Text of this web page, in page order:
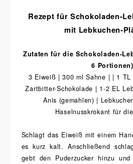
Rezept für Schokoladen-
mit Lebkuchen-
Zutaten für die Schokoladen-
6 Portionen)
3 Eiweiß | 300 ml Sahne | | 1 TL
Zartbitter-Schokolade | 1-2 EL
Anis (gemahlen) |
Haselnusskrokant für
Schlagt das Eiweiß mit einem
es kurz kalt. Anschließend
gebt den Puderzucker hinzu